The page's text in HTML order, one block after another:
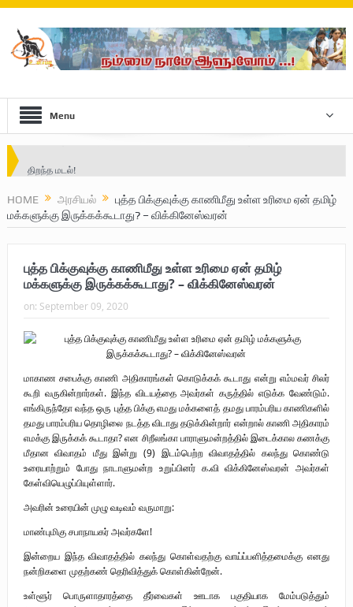
Menu
விடுதலைப் பெருமூச்சு : பிரிகேடியர் தீபன்
வரலாற்று ஆவணங்களின் வெளியீட்டு
முள்ளிவாய்க்கால்: செங்குருதி படிந்த வரலாற்றுச் சுவடு
முள்ளிவாய்க்கால்: துரோகத்தின் சாட்சியம்
வணக்க நிகழ்வும் ‘விடுதலைச் சிற்பி’ நூல் மற்றும் ‘ஜவான் – திடம் குன்றா
தீக்குரல்’ இசைப்பேழை வெளியீடும்.
உரிமைப் போராட்டம் _
நாடாளுமன்ற உறுப்பினர் இராமநாதன் அர்ச்சுனா அவர்களுக்கு நிலவனின்
HOME அரசியல்
புத்த பிக்குவுக்கு காணிமீது உள்ள உரிமை ஏன் தமிழ்
மக்களுக்கு இருக்கக்கூடாது? – விக்கினேஸ்வரன்
புத்த பிக்குவுக்கு காணிமீது உள்ள உரிமை ஏன் தமிழ்
மக்களுக்கு இருக்கக்கூடாது? – விக்கினேஸ்வரன்
on: September 09, 2020
மாகாண சபைக்கு காணி அதிகாரங்கள் கொடுக்கக் கூடாது என்று எம்மவர் சிலர்
கூறி வருகின்றார்கள். இந்த விடயத்தை அவர்கள் கருத்தில் எடுக்க வேண்டும்.
எங்கிருந்தோ வந்த ஒரு புத்த பிக்கு எமது மக்களைத் தமது பாரம்பரிய காணிகளில்
தமது பாரம்பரிய தொழிலை நடத்த விடாது தடுக்கின்றார் என்றால் காணி அதிகாரம்
எமக்கு இருக்கக் கூடாதா? என சிறீலங்கா பாராளுமன்றத்தில் இடைக்கால கணக்கு
மீதான விவாதம் மீது இன்று (9) இடம்பெற்ற விவாதத்தில் கலந்து கொண்டு
உரையாற்றும் போது நாடாளுமன்ற உறுப்பினர் க.வி விக்கினேஸ்வரன் அவர்கள்
கேள்வியெழுப்பியுள்ளார்.
அவரின் உரையின் முழு வடிவம் வருமாறு:
மாண்புமிகு சபாநாயகர் அவர்களே!
இன்றைய இந்த விவாதத்தில் கலந்து கொள்வதற்கு வாய்ப்பளித்தமைக்கு எனது
நன்றிகளை முதற்கண் தெரிவித்துக் கொள்கின்றேன்.
உள்ளூர் பொருளாதாரத்தை தீர்வைகள் ஊடாக பகுதியாக மேம்படுத்தும்